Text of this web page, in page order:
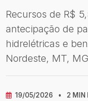
Recursos de R$
antecipação de
hidrelétricas e
Nordeste, MT,
19/05/2026 • 2 MIN